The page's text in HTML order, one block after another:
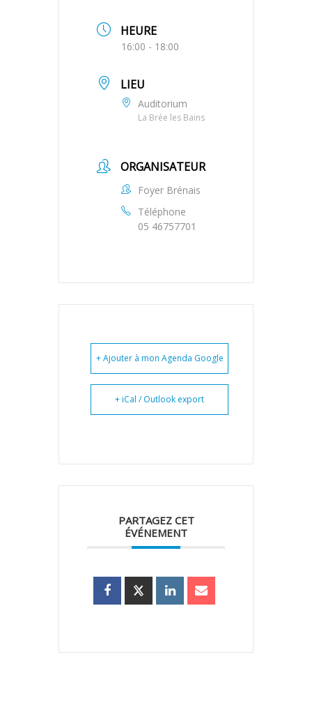
HEURE
16:00 - 18:00
LIEU
Auditorium
La Brée les Bains
ORGANISATEUR
Foyer Brénais
Téléphone
05 46757701
+ Ajouter à mon Agenda Google
+ iCal / Outlook export
PARTAGEZ CET
ÉVÉNEMENT